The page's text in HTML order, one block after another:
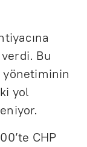
Bu
yönetiminin
yol
CHP